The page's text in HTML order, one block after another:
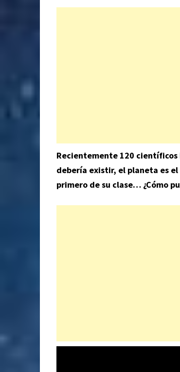
Recientemente 120
debería existir, el planeta es
primero de su clase… ¿Cómo